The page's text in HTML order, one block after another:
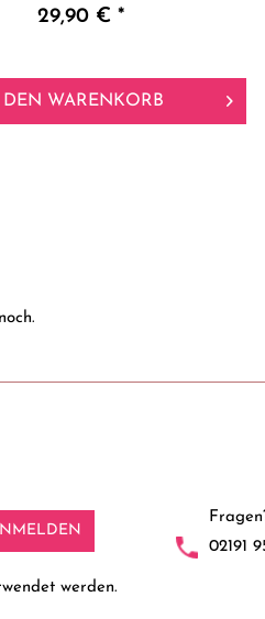
29,90 € *
DEN WARENKORB
werden.
02191